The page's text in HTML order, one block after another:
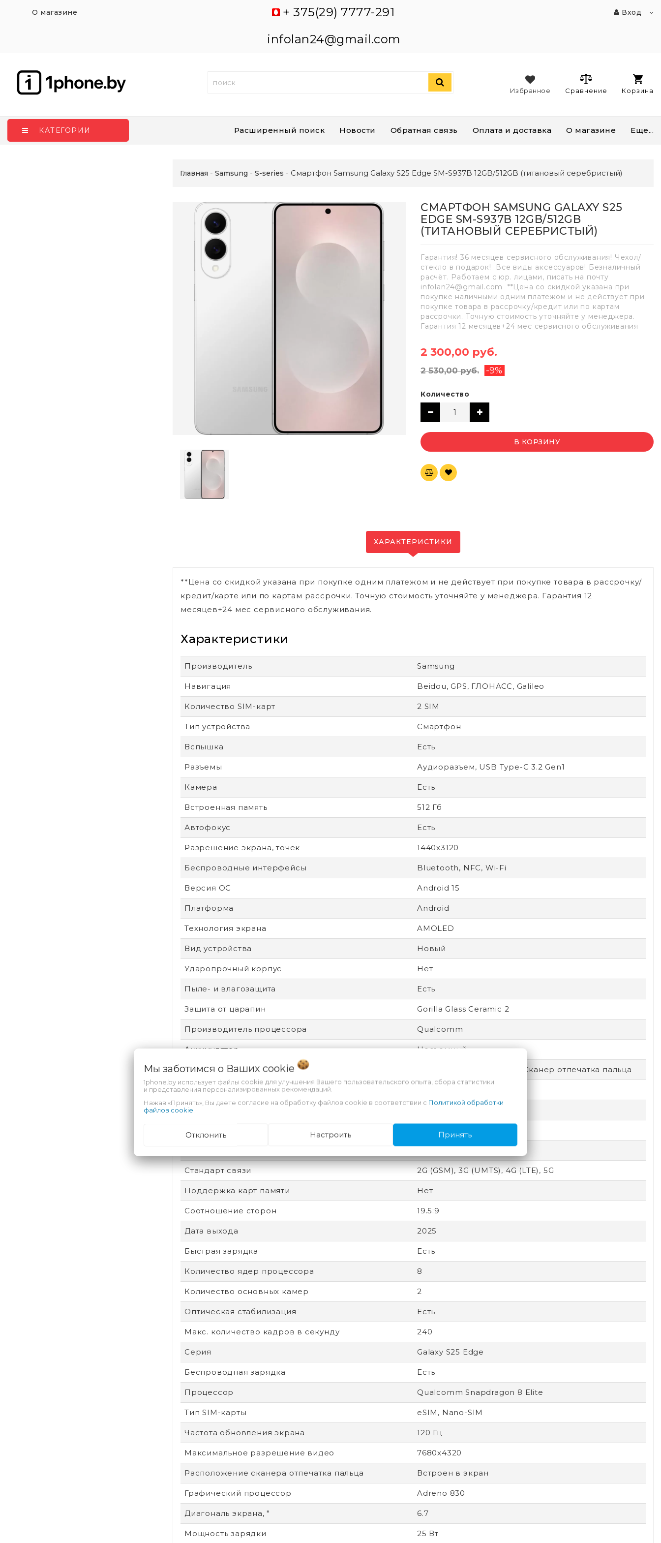
О магазине
+ 375(29) 7777-291
infolan24@gmail.com
Вход
Корзина
Сравнение
Избранное
КАТЕГОРИИ Расширенный поиск Новости Обратная связь Оплата и доставка О магазине Еще...
Главная Samsung S-series Смартфон Samsung Galaxy S25 Edge SM-S937B 12GB/512GB (титановый серебристый)
СМАРТФОН SAMSUNG GALAXY S25
EDGE SM-S937B 12GB/512GB
(ТИТАНОВЫЙ СЕРЕБРИСТЫЙ)
Гарантия! 36 месяцев сервисного обслуживания! Чехол/
стекло в подарок! Все виды аксессуаров! Безналичный
расчёт. Работаем с юр. лицами, писать на почту
infolan24@gmail.com **Цена со скидкой указана при
покупке наличными одним платежом и не действует при
покупке товара в рассрочку/кредит или по картам
рассрочки. Точную стоимость уточняйте у менеджера.
Гарантия 12 месяцев+24 мес сервисного обслуживания
2 300,00 руб.
2 530,00 руб. -9%
Количество
В КОРЗИНУ
ХАРАКТЕРИСТИКИ
**Цена со скидкой указана при покупке одним платежом и не действует при покупке товара в рассрочку/
кредит/карте или по картам рассрочки. Точную стоимость уточняйте у менеджера. Гарантия 12
месяцев+24 мес сервисного обслуживания.
Характеристики
Производитель Samsung
Навигация Beidou, GPS, ГЛОНАСС, Galileo
Количество SIM-карт 2 SIM
Тип устройства Смартфон
Вспышка Есть
Разъемы Аудиоразъем, USB Type-C 3.2 Gen1
Камера Есть
Встроенная память 512 Гб
Автофокус Есть
Разрешение экрана, точек 1440x3120
Беспроводные интерфейсы Bluetooth, NFC, Wi-Fi
Версия ОС Android 15
Платформа Android
Технология экрана AMOLED
Вид устройства Новый
Ударопрочный корпус Нет
Пыле- и влагозащита Есть
Защита от царапин Gorilla Glass Ceramic 2
Производитель процессора Qualcomm
Аккумулятор Несъемный
Безопасность Разблокировка по лицу, Сканер отпечатка пальца
Техпроцесс
Степень защиты (IP)
Стандарт связи 2G (GSM), 3G (UMTS), 4G (LTE), 5G
Поддержка карт памяти Нет
Соотношение сторон 19.5:9
Дата выхода 2025
Быстрая зарядка Есть
Количество ядер процессора 8
Количество основных камер 2
Оптическая стабилизация Есть
Макс. количество кадров в секунду 240
Серия Galaxy S25 Edge
Беспроводная зарядка Есть
Процессор Qualcomm Snapdragon 8 Elite
Тип SIM-карты eSIM, Nano-SIM
Частота обновления экрана 120 Гц
Максимальное разрешение видео 7680x4320
Расположение сканера отпечатка пальца Встроен в экран
Графический процессор Adreno 830
Диагональ экрана, " 6.7
Мощность зарядки 25 Вт
Мы заботимся о Ваших cookie
1phone.by использует файлы cookie для улучшения Вашего пользовательского опыта, сбора статистики
и представления персонализированных рекомендаций.
Нажав «Принять», Вы даете согласие на обработку файлов cookie в соответствии с Политикой обработки
файлов cookie
Отклонить Настроить Принять